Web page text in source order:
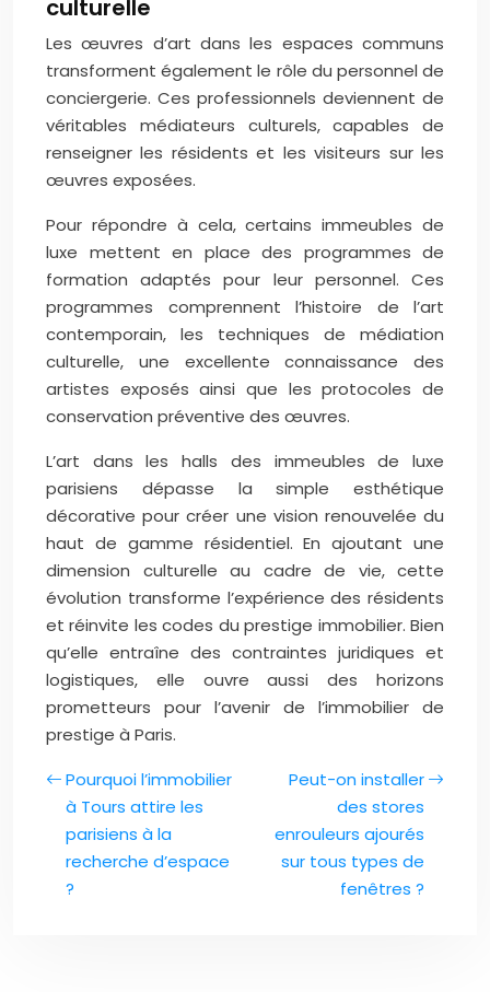
culturelle
Les œuvres d’art dans les espaces communs
transforment également le rôle du personnel de
conciergerie. Ces professionnels deviennent de
véritables médiateurs culturels, capables de
renseigner les résidents et les visiteurs sur les
œuvres exposées.
Pour répondre à cela, certains immeubles de
luxe mettent en place des programmes de
formation adaptés pour leur personnel. Ces
programmes comprennent l’histoire de l’art
contemporain, les techniques de médiation
culturelle, une excellente connaissance des
artistes exposés ainsi que les protocoles de
conservation préventive des œuvres.
L’art dans les halls des immeubles de luxe
parisiens dépasse la simple esthétique
décorative pour créer une vision renouvelée du
haut de gamme résidentiel. En ajoutant une
dimension culturelle au cadre de vie, cette
évolution transforme l’expérience des résidents
et réinvite les codes du prestige immobilier. Bien
qu’elle entraîne des contraintes juridiques et
logistiques, elle ouvre aussi des horizons
prometteurs pour l’avenir de l’immobilier de
prestige à Paris.
Pourquoi l’immobilier
à Tours attire les
parisiens à la
recherche d’espace
?
Peut-on installer
des stores
enrouleurs ajourés
sur tous types de
fenêtres ?